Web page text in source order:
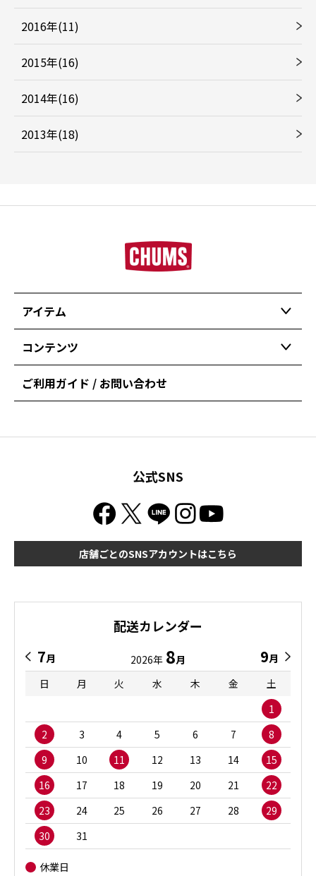
2016年(11)
2015年(16)
2014年(16)
2013年(18)
アイテム
コンテンツ
ご利用ガイド / お問い合わせ
公式SNS
店舗ごとのSNSアカウントはこちら
配送カレンダー
7月 2026年 8月 9月
日
月 火 水 木 金
土
1
2
3 4 5 6 7
8
9
10 11 12 13 14
15
16
17 18 19 20 21
22
23
24 25 26 27 28
29
30
31
休業日